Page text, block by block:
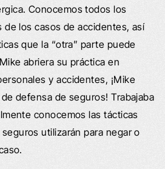
Conocemos todos los
los casos de accidentes, así
que la “otra” parte puede
abriera su práctica en
y accidentes, ¡Mike
defensa de seguros! Trabajaba
conocemos las tácticas
utilizarán para negar o